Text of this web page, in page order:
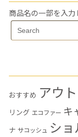
商品名の一部を入力
Search
for:
おすすめ アウ
リング エコファー キ
ナ サコッシュ シ